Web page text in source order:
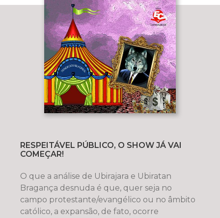
RESPEITÁVEL PÚBLICO, O SHOW JÁ VAI
COMEÇAR!
O que a análise de Ubirajara e Ubiratan
Bragança desnuda é que, quer seja no
campo protestante/evangélico ou no âmbito
católico, a expansão, de fato, ocorre